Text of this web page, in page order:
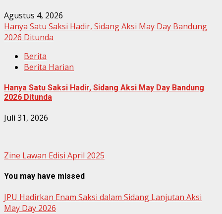
Agustus 4, 2026
Hanya Satu Saksi Hadir, Sidang Aksi May Day Bandung
2026 Ditunda
Berita
Berita Harian
Hanya Satu Saksi Hadir, Sidang Aksi May Day Bandung
2026 Ditunda
Juli 31, 2026
Zine Lawan Edisi April 2025
You may have missed
JPU Hadirkan Enam Saksi dalam Sidang Lanjutan Aksi
May Day 2026